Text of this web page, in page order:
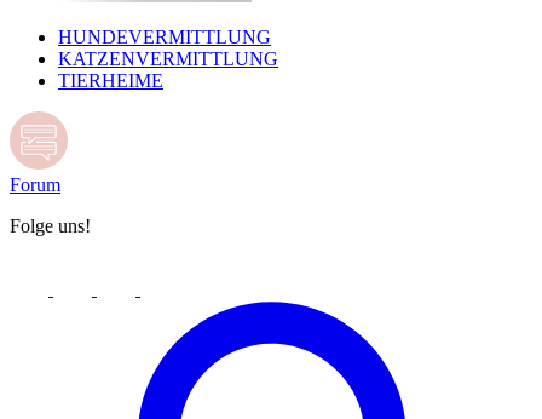
HUNDEVERMITTLUNG
KATZENVERMITTLUNG
TIERHEIME
Forum
Folge uns!